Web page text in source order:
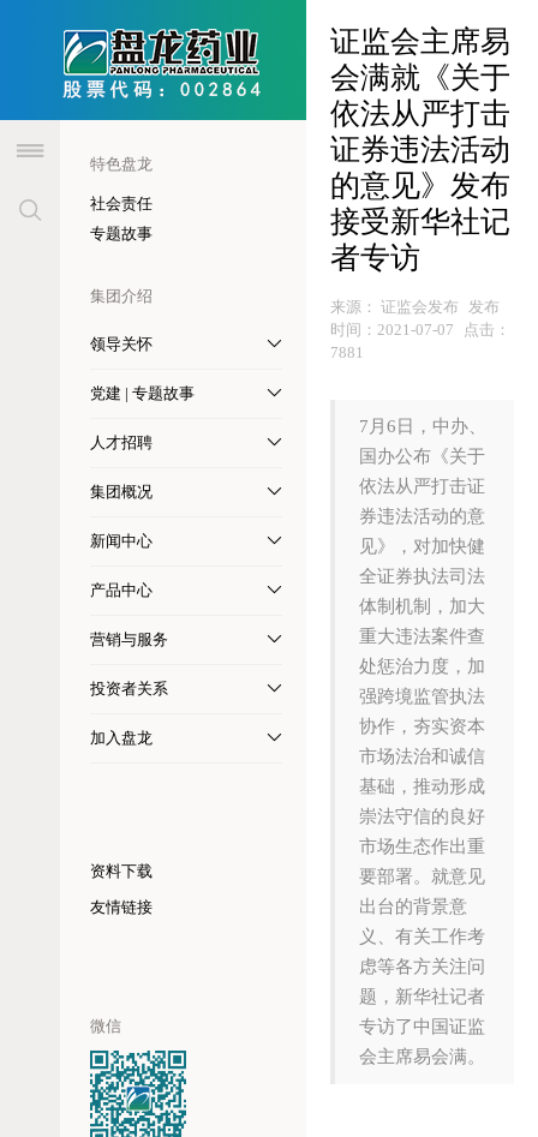
特色盘龙
社会责任
专题故事
集团介绍
领导关怀
党建 | 专题故事
人才招聘
集团概况
新闻中心
产品中心
营销与服务
投资者关系
加入盘龙
资料下载
友情链接
微信
证监会主席易
会满就《关于
依法从严打击
证券违法活动
的意见》发布
接受新华社记
者专访
来源： 证监会发布 发布
时间： 2021-07-07
点击：
7881
7月6日，中办、
国办公布《关于
依法从严打击证
券违法活动的意
见》，对加快健
全证券执法司法
体制机制，加大
重大违法案件查
处惩治力度，加
强跨境监管执法
协作，夯实资本
市场法治和诚信
基础，推动形成
崇法守信的良好
市场生态作出重
要部署。就意见
出台的背景意
义、有关工作考
虑等各方关注问
题，新华社记者
专访了中国证监
会主席易会满。